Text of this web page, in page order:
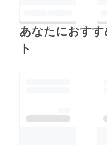
あなたにおす
ト